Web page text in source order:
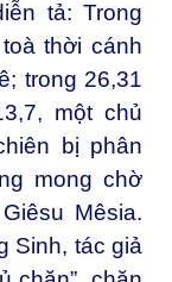
tả: Trong
thời cánh
trong 26,31
một chủ
bị phân
mong chờ
Mêsia.
Sinh, tác giả